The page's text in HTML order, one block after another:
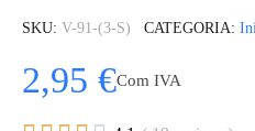
SKU V-91-(3-S) CATEGORIA
2,95 €Com IVA